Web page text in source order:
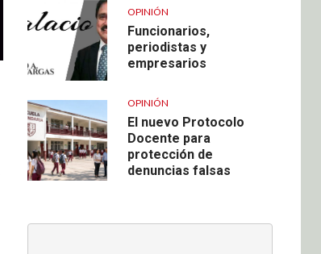
OPINIÓN
Funcionarios,
periodistas y
empresarios
OPINIÓN
El nuevo Protocolo
Docente para
protección de
denuncias falsas